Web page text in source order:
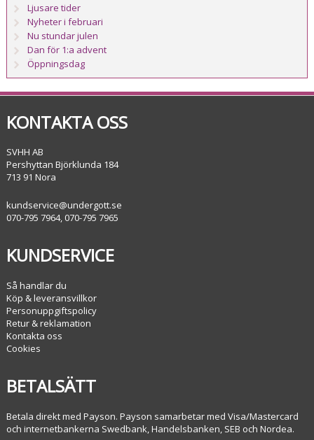
Ljusare tider
Nyheter i februari
Nu stundar julen
Dan för 1:a advent
Öppningsdag
KONTAKTA OSS
SVHH AB
Pershyttan Björklunda 184
713 91 Nora
kundservice@undergott.se
070-795 7964, 070-795 7965
KUNDSERVICE
Så handlar du
Köp & leveransvillkor
Personuppgiftspolicy
Retur & reklamation
Kontakta oss
Cookies
BETALSÄTT
Betala direkt med Payson. Payson samarbetar med Visa/Mastercard
och internetbankerna Swedbank, Handelsbanken, SEB och Nordea.